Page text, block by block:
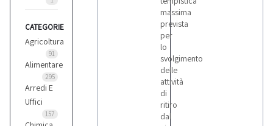
CATEGORIE
Agricoltura
91
Alimentare
295
Arredi E
Uffici
157
massima
prevista
per
lo
svolgimento
delle
attività
di
ritiro
dal